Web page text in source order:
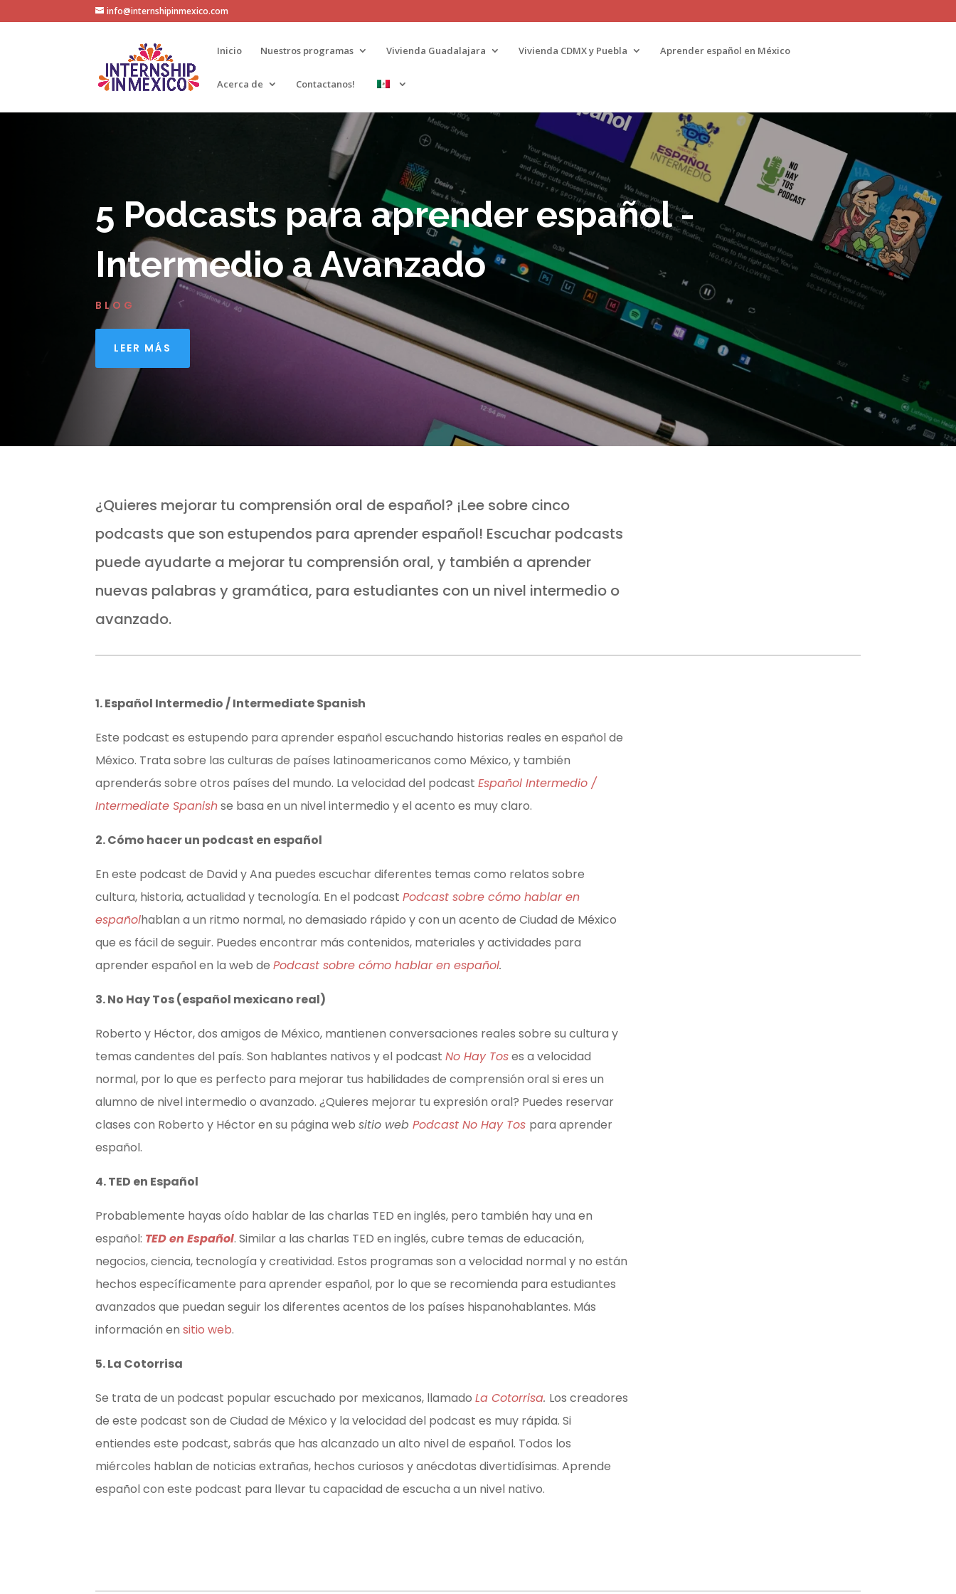
info@internshipinmexico.com
Inicio Nuestros programas Vivienda Guadalajara Vivienda CDMX y Puebla Aprender español en México
Acerca de Contactanos!
5 Podcasts para aprender español -
Intermedio a Avanzado
BLOG
LEER MÁS
¿Quieres mejorar tu comprensión oral de español? ¡Lee sobre cinco
podcasts que son estupendos para aprender español! Escuchar podcasts
puede ayudarte a mejorar tu comprensión oral, y también a aprender
nuevas palabras y gramática, para estudiantes con un nivel intermedio o
avanzado.
1. Español Intermedio / Intermediate Spanish
Este podcast es estupendo para aprender español escuchando historias reales en español de
México. Trata sobre las culturas de países latinoamericanos como México, y también
aprenderás sobre otros países del mundo. La velocidad del podcastEspañol Intermedio /
Intermediate Spanishse basa en un nivel intermedio y el acento es muy claro.
2. Cómo hacer un podcast en español
En este podcast de David y Ana puedes escuchar diferentes temas como relatos sobre
cultura, historia, actualidad y tecnología. En el podcastPodcast sobre cómo hablar en
españolhablan a un ritmo normal, no demasiado rápido y con un acento de Ciudad de México
que es fácil de seguir. Puedes encontrar más contenidos, materiales y actividades para
aprender español en la web dePodcast sobre cómo hablar en español.
3. No Hay Tos (español mexicano real)
Roberto y Héctor, dos amigos de México, mantienen conversaciones reales sobre su cultura y
temas candentes del país. Son hablantes nativos y el podcastNo Hay Toses a velocidad
normal, por lo que es perfecto para mejorar tus habilidades de comprensión oral si eres un
alumno de nivel intermedio o avanzado. ¿Quieres mejorar tu expresión oral? Puedes reservar
clases con Roberto y Héctor en su página websitio web Podcast No Hay Tos para aprender
español.
4. TED en Español
Probablemente hayas oído hablar de las charlas TED en inglés, pero también hay una en
español: TED en Español. Similar a las charlas TED en inglés, cubre temas de educación,
negocios, ciencia, tecnología y creatividad. Estos programas son a velocidad normal y no están
hechos específicamente para aprender español, por lo que se recomienda para estudiantes
avanzados que puedan seguir los diferentes acentos de los países hispanohablantes. Más
información ensitio web.
5. La Cotorrisa
Se trata de un podcast popular escuchado por mexicanos, llamadoLa Cotorrisa. Los creadores
de este podcast son de Ciudad de México y la velocidad del podcast es muy rápida. Si
entiendes este podcast, sabrás que has alcanzado un alto nivel de español. Todos los
miércoles hablan de noticias extrañas, hechos curiosos y anécdotas divertidísimas. Aprende
español con este podcast para llevar tu capacidad de escucha a un nivel nativo.